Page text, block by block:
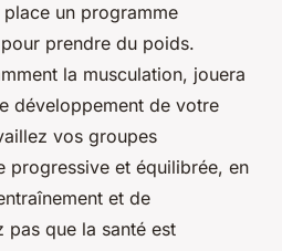
un programme
prendre du poids.
la musculation, jouera
développement de votre
vos groupes
progressive et équilibrée, en
et de
que la santé est